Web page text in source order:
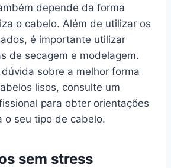
depende da forma
o cabelo. Além de utilizar os
é importante utilizar
de secagem e modelagem.
sobre a melhor forma
lisos, consulte um
para obter orientações
o seu tipo de cabelo.
sem stress